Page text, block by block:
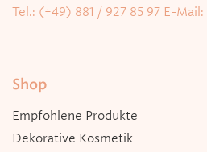
Tel.: (+49) 881 / 927 85 97 E-Mail:
Shop
Empfohlene Produkte
Dekorative Kosmetik